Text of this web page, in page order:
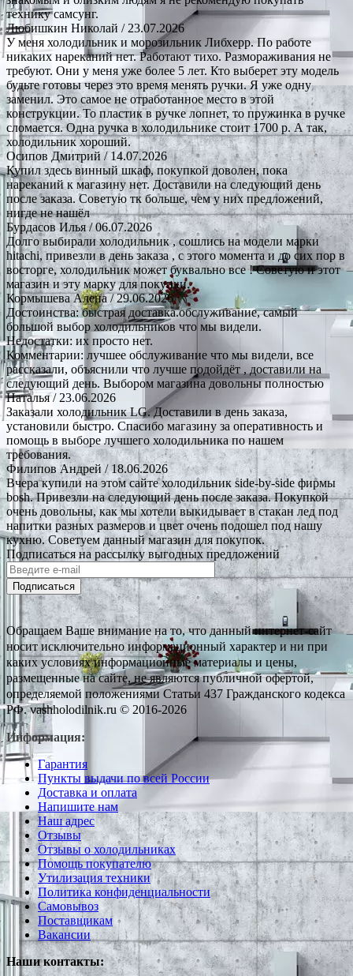
технику самсунг.
Любишкин Николай / 23.07.2026
У меня холодильник и морозильник Либхерр. По работе
никаких нареканий нет. Работают тихо. Размораживания не
требуют. Они у меня уже более 5 лет. Кто выберет эту модель
будьте готовы через это время менять ручки. Я уже одну
заменил. Это самое не отработанное место в этой
конструкции. То пластик в ручке лопнет, то пружинка в ручке
сломается. Одна ручка в холодильнике стоит 1700 р. А так,
холодильник хороший.
Осипов Дмитрий / 14.07.2026
Купил здесь винный шкаф, покупкой доволен, пока
нареканий к магазину нет. Доставили на следующий день
после заказа. Советую тк больше, чем у них предложений,
нигде не нашёл
Бурдасов Илья/ 06.07.2026
Долго выбирали холодильник , сошлись на модели марки
hitachi, привезли в день заказа , с этого момента и до сих пор в
восторге, холодильник может буквально все ! Советую и этот
магазин и эту марку для покупки.
Кормышева Алена/ 29.06.2026
Достоинства: быстрая доставка.обслуживание, самый
большой выбор холодильников что мы видели.
Недостатки: их просто нет.
Комментарии: лучшее обслуживание что мы видели, все
рассказали, объяснили что лучше подойдёт , доставили на
следующий день. Выбором магазина довольны полностью
Наталья/ 23.06.2026
Заказали холодильник LG. Доставили в день заказа,
установили быстро. Спасибо магазину за оперативность и
помощь в выборе лучшего холодильника по нашем
требования.
Филипов Андрей/ 18.06.2026
Вчера купили на этом сайте холодильник side-by-side фирмы
bosh. Привезли на следующий день после заказа. Покупкой
очень довольны, как мы хотели выкидывает в стакан лед под
напитки разных размеров и цвет очень подошел под нашу
кухню. Советуем данный магазин для покупок.
Подписаться на рассылку выгодных предложений
Подписаться
Обращаем Ваше внимание на то, что данный интернет-сайт
носит исключительно информационный характер и ни при
каких условиях информационные материалы и цены,
размещенные на сайте, не являются публичной офертой,
определяемой положениями Статьи 437 Гражданского кодекса
РФ. vashholodilnik.ru © 2016-2026
Информация:
Гарантия
Пункты выдачи по всей России
Доставка и оплата
Напишите нам
Наш адрес
Отзывы
Отзывы о холодильниках
Помощь покупателю
Утилизация техники
Политика конфиденциальности
Самовывоз
Поставщикам
Вакансии
Наши контакты: